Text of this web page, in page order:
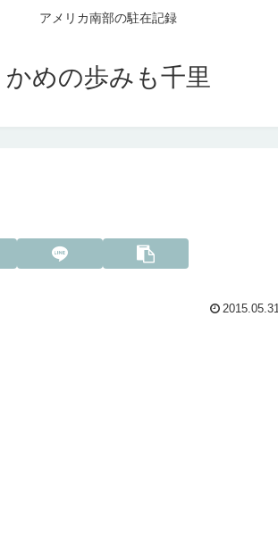
アメリカ南部の駐在記録
かめの歩みも千里
2015.05.31